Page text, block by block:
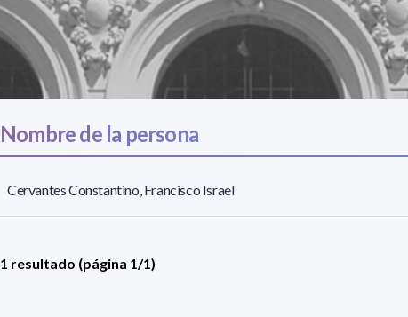
Nombre de la persona
Cervantes Constantino, Francisco Israel
1 resultado (página 1/1)